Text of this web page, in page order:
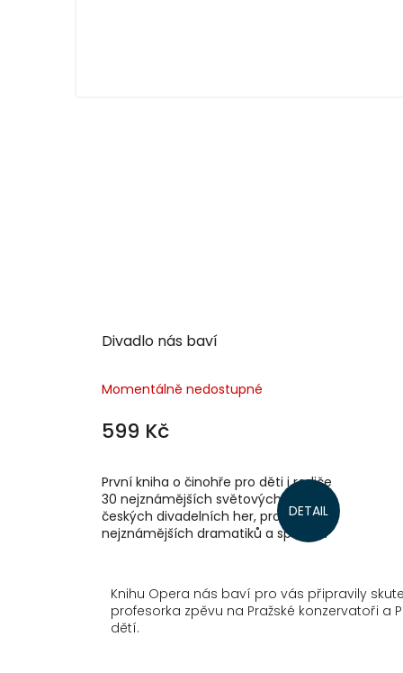
Divadlo nás baví
Momentálně nedostupné
599 Kč
DETAIL
První kniha o činohře pro děti i rodiče
30 nejznámějších světových i
českých divadelních her, profily
nejznámějších dramatiků a spousta
Knihu Opera nás baví pro vás připravily
profesorka zpěvu na Pražské konzervatoři
dětí.